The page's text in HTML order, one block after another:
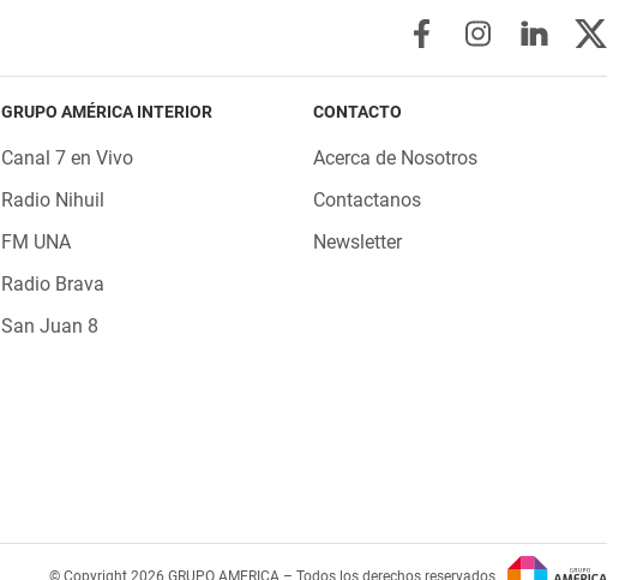
GRUPO AMÉRICA INTERIOR
Canal 7 en Vivo
Radio Nihuil
FM UNA
Radio Brava
San Juan 8
CONTACTO
Acerca de Nosotros
Contactanos
Newsletter
© Copyright 2026 GRUPO AMERICA – Todos los derechos reservados